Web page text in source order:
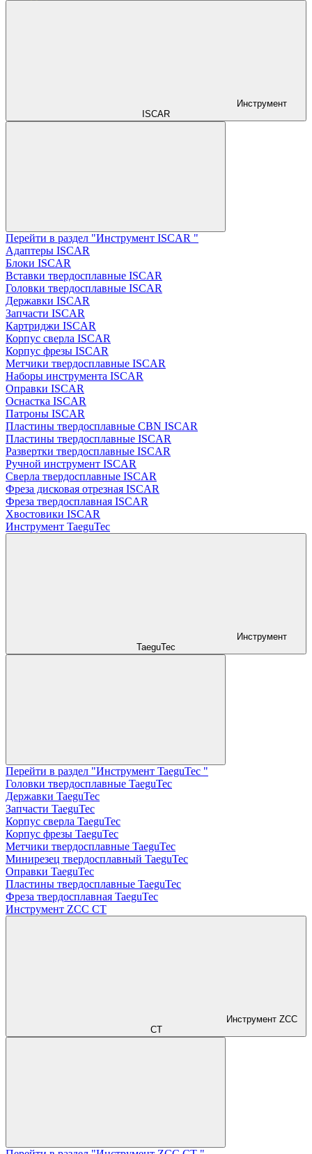
Инструмент
ISCAR
Перейти в раздел "Инструмент ISCAR "
Адаптеры ISCAR
Блоки ISCAR
Вставки твердосплавные ISCAR
Головки твердосплавные ISCAR
Державки ISCAR
Запчасти ISCAR
Картриджи ISCAR
Корпус сверла ISCAR
Корпус фрезы ISCAR
Метчики твердосплавные ISCAR
Наборы инструмента ISCAR
Оправки ISCAR
Оснастка ISCAR
Патроны ISCAR
Пластины твердосплавные CBN ISCAR
Пластины твердосплавные ISCAR
Развертки твердосплавные ISCAR
Ручной инструмент ISCAR
Сверла твердосплавные ISCAR
Фреза дисковая отрезная ISCAR
Фреза твердосплавная ISCAR
Хвостовики ISCAR
Инструмент TaeguTec
Инструмент
TaeguTec
Перейти в раздел "Инструмент TaeguTec "
Головки твердосплавные TaeguTec
Державки TaeguTec
Запчасти TaeguTec
Корпус сверла TaeguTec
Корпус фрезы TaeguTec
Метчики твердосплавные TaeguTec
Минирезец твердосплавный TaeguTec
Оправки TaeguTec
Пластины твердосплавные TaeguTec
Фреза твердосплавная TaeguTec
Инструмент ZCС CT
Инструмент ZCС
CT